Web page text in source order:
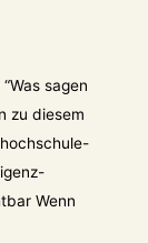
“Was sagen
zu diesem
Wenn